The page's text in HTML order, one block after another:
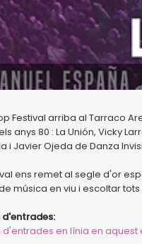
Festival arriba al Tarraco
anys 80 : La Unión, Vicky
i Javier Ojeda de Danza
ens remet al segle d'or
música en viu i escoltar
d'entrades:
d'entrades en línia en aquest